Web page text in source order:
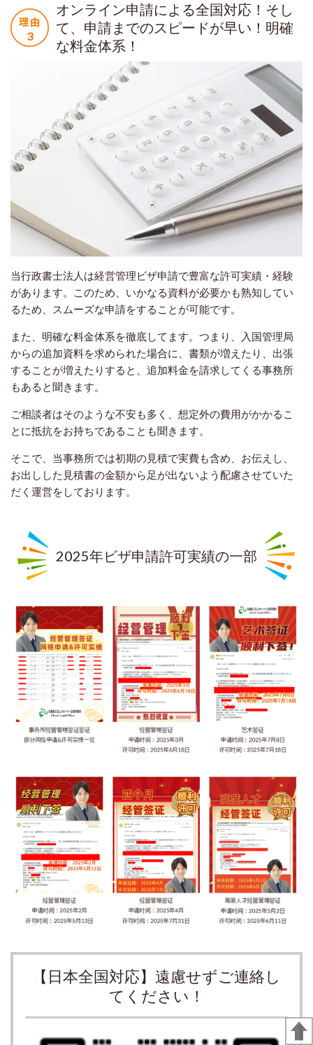
オンライン申請による全国対応！そし
て、申請までのスピードが早い！明確
な料金体系！
当行政書士法人は経営管理ビザ申請で豊富な許可実績・経験
があります。このため、いかなる資料が必要かも熟知してい
るため、スムーズな申請をすることが可能です。
また、明確な料金体系を徹底してます。つまり、入国管理局
からの追加資料を求められた場合に、書類が増えたり、出張
することが増えたりすると、追加料金を請求してくる事務所
もあると聞きます。
ご相談者はそのような不安も多く、想定外の費用がかかるこ
とに抵抗をお持ちであることも聞きます。
そこで、当事務所では初期の見積で実費も含め、お伝えし、
お出しした見積書の金額から足が出ないよう配慮させていた
だく運営をしております。
2025年ビザ申請許可実績の一部
【日本全国対応】遠慮せずご連絡し
てください！